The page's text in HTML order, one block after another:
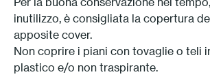
inutilizzo, è consigliata la copertura
apposite cover.
Non coprire i piani con tovaglie o teli
plastico e/o non traspirante.